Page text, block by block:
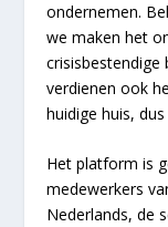
ondernemen.
we maken het
crisisbestendige
verdienen ook
huidige huis,
Het platform is
medewerkers
Nederlands, de